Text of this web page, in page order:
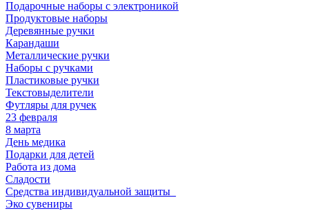
Подарочные наборы с электроникой
Продуктовые наборы
Деревянные ручки
Карандаши
Металлические ручки
Наборы с ручками
Пластиковые ручки
Текстовыделители
Футляры для ручек
23 февраля
8 марта
День медика
Подарки для детей
Работа из дома
Сладости
Средства индивидуальной защиты_
Эко сувениры